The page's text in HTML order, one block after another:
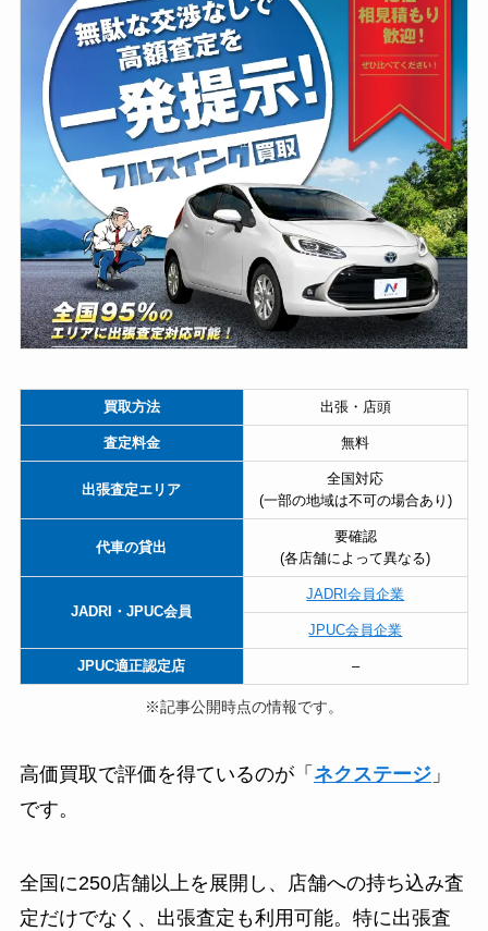
買取方法 出張・店頭
査定料金 無料
出張査定エリア
全国対応
(一部の地域は不可の場合あり)
代車の貸出
要確認
(各店舗によって異なる)
JADRI・JPUC会員
JADRI会員企業
JPUC会員企業
JPUC適正認定店 –
※記事公開時点の情報です。
高価買取で評価を得ているのが「 ネクステージ」
です。
全国に250店舗以上を展開し、店舗への持ち込み査
定だけでなく、出張査定も利用可能。特に出張査